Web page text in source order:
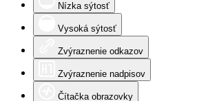
Nízka sýtosť
Vysoká sýtosť
Zvýraznenie odkazov
Zvýraznenie nadpisov
Čítačka obrazovky